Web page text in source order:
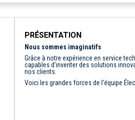
PRÉSENTATION
Nous sommes imaginatifs
Grâce à notre expérience en service
capables d'inventer des solutions
nos clients.
Voici les grandes forces de l'équipe